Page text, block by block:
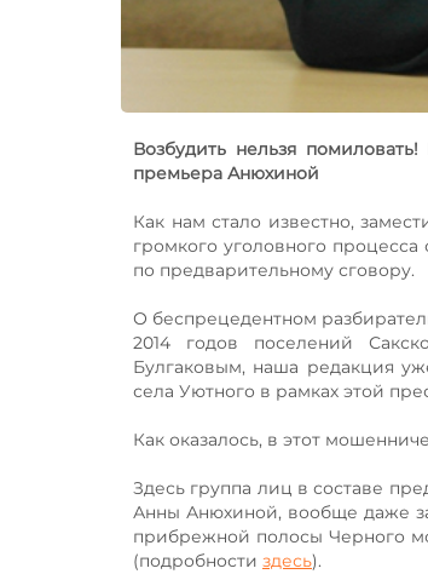
Возбудить нельзя
премьера Анюхиной
Как нам стало известно,
громкого уголовного
по предварительному сговору.
О беспрецедентном
2014 годов поселений
Булгаковым, наша редакция
села Уютного в рамках этой
Как оказалось, в этот
Здесь группа лиц в составе
Анны Анюхиной, вообще даже
прибрежной полосы Черного
(подробности здесь).